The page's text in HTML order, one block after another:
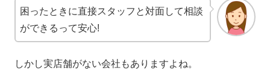
困ったときに直接スタッフと対面して相談
ができるって安心!
しかし実店舗がない会社もありますよね。